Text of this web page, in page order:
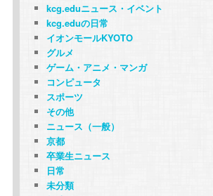
kcg.eduニュース・イベント
kcg.eduの日常
イオンモールKYOTO
グルメ
ゲーム・アニメ・マンガ
コンピュータ
スポーツ
その他
ニュース（一般）
京都
卒業生ニュース
日常
未分類